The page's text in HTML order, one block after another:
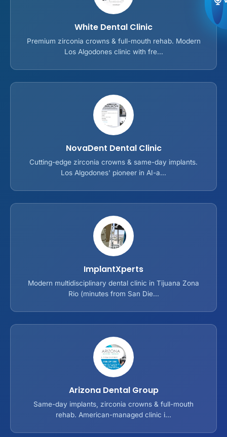
White Dental Clinic
Premium zirconia crowns & full-mouth rehab. Modern
Los Algodones clinic with fre...
NovaDent Dental Clinic
Cutting-edge zirconia crowns & same-day implants.
Los Algodones' pioneer in AI-a...
ImplantXperts
Modern multidisciplinary dental clinic in Tijuana Zona
Rio (minutes from San Die...
Arizona Dental Group
Same-day implants, zirconia crowns & full-mouth
rehab. American-managed clinic i...